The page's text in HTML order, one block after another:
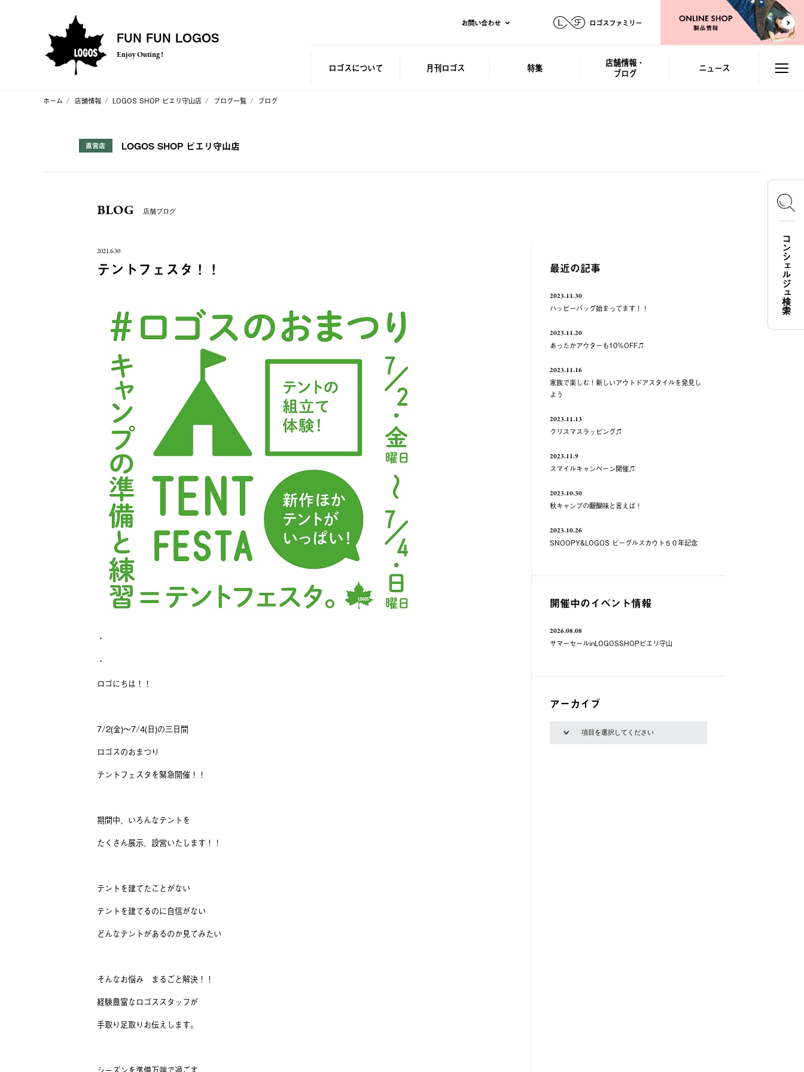
FUN FUN LOGOS
Enjoy Outing !
お問い合わせ ロゴスファミリー
ロゴスについて 月刊ロゴス 特集
店舗情報・
ブログ
ニュース
ホーム 店舗情報 LOGOS SHOP ピエリ守山店 ブログ一覧 ブログ
直営店 LOGOS SHOP ピエリ守山店
BLOG 店舗ブログ
2021.6.30
テントフェスタ！！
・
・
ロゴにちは！！
7/2(金)～7/4(日)の三日間
ロゴスのおまつり
テントフェスタを緊急開催！！
期間中、いろんなテントを
たくさん展示、設営いたします！！
テントを建てたことがない
テントを建てるのに自信がない
どんなテントがあるのか見てみたい
そんなお悩み まるごと解決！！
経験豊富なロゴススタッフが
手取り足取りお伝えします。
最近の記事
2023.11.30
ハッピーバッグ始まってます！！
2023.11.20
あったかアウターも10％OFF♫
2023.11.16
家族で楽しむ！新しいアウトドアスタイルを発見し
よう
2023.11.13
クリスマスラッピング♫
2023.11.9
スマイルキャンペーン開催♫
2023.10.30
秋キャンプの醍醐味と言えば！
2023.10.26
SNOOPY&LOGOS ビーグルスカウト５０年記念
開催中のイベント情報
2026.08.08
サマーセールinLOGOSSHOPピエリ守山
アーカイブ
コンシェルジュ検索